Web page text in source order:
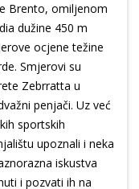
Brento, omiljenom
dužine 450 m
ocjene težine
Smjerovi su
Zebrratta u
penjači. Uz već
sportskih
upoznali i neka
iskustva
i pozvati ih na